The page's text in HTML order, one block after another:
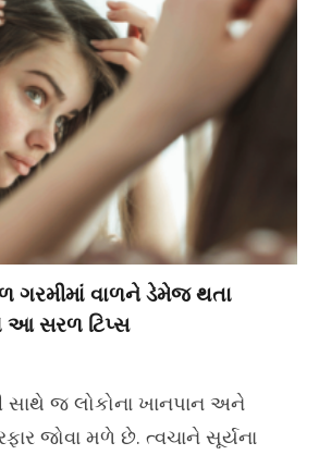
ગરમીમાં વાળને ડેમેજ થતા
આ સરળ ટિપ્સ
સાથે જ લોકોના ખાનપાન અને
જોવા મળે છે. ત્વચાને સૂર્યના